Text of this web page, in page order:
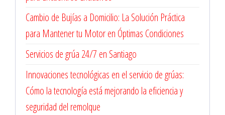
Cambio de Bujías a Domicilio: La Solución Práctica
para Mantener tu Motor en Óptimas Condiciones
Servicios de grúa 24/7 en Santiago
Innovaciones tecnológicas en el servicio de grúas:
Cómo la tecnología está mejorando la eficiencia y
seguridad del remolque